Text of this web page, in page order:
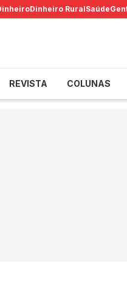
Dinheiro RuralSaúde
REVISTA COLUNAS